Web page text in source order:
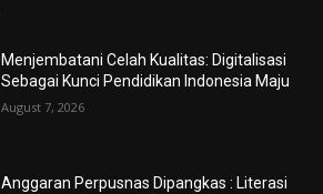
Menjembatani Celah Kualitas: Digitalisasi
Sebagai Kunci Pendidikan Indonesia Maju
August 7, 2026
Anggaran Perpusnas Dipangkas : Literasi